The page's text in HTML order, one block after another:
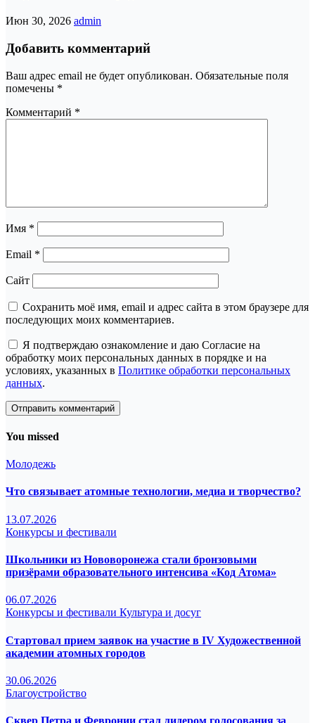
Июн 30, 2026 admin
Добавить комментарий
Ваш адрес email не будет опубликован. Обязательные поля
помечены *
Комментарий *
Имя *
Email *
Сайт
Сохранить моё имя, email и адрес сайта в этом браузере для
последующих моих комментариев.
Я подтверждаю ознакомление и даю Согласие на
обработку моих персональных данных в порядке и на
условиях, указанных в Политике обработки персональных
данных.
You missed
Молодежь
Что связывает атомные технологии, медиа и творчество?
13.07.2026
Конкурсы и фестивали
Школьники из Нововоронежа стали бронзовыми
призёрами образовательного интенсива «Код Атома»
06.07.2026
Конкурсы и фестивали Культура и досуг
Стартовал прием заявок на участие в IV Художественной
академии атомных городов
30.06.2026
Благоустройство
Сквер Петра и Февронии стал лидером голосования за